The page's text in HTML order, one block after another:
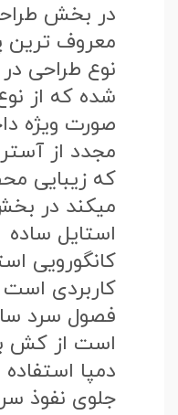
در بخش
معروف ترین
نوع طراحی
شده که از
صورت ویژه
مجدد از
که زیبایی
میکند در
استایل
کانگورویی
کاربردی
فصول سرد
است از کش
دمپا
جلوی نفوذ